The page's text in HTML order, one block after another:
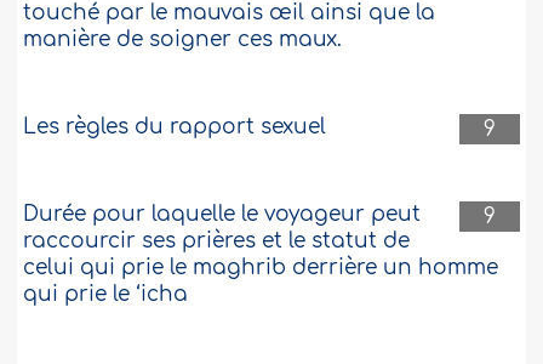
touché par le mauvais œil ainsi que la
manière de soigner ces maux.
9
Les règles du rapport sexuel
9
Durée pour laquelle le voyageur peut
raccourcir ses prières et le statut de
celui qui prie le maghrib derrière un homme
qui prie le ‘icha